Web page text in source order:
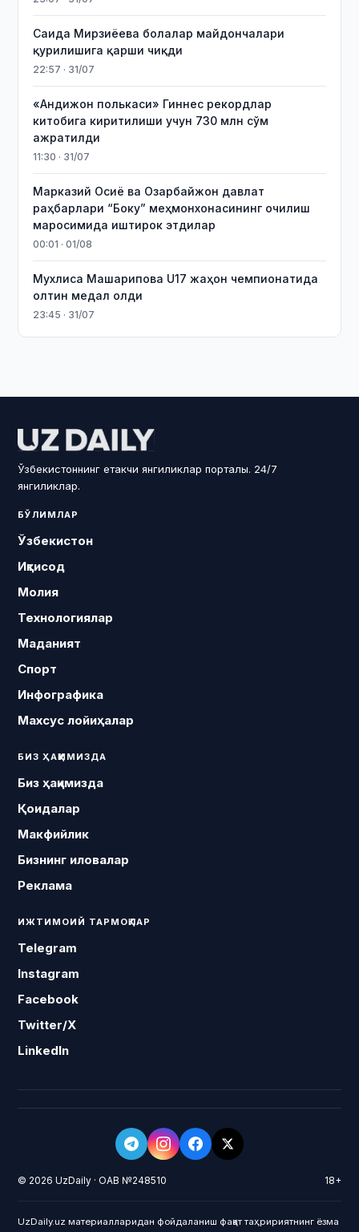
Саида Мирзиёева болалар майдончалари
қурилишига қарши чиқди
22:57 · 31/07
«Андижон полькаси» Гиннес рекордлар
китобига киритилиши учун 730 млн сўм
ажратилди
11:30 · 31/07
Марказий Осиё ва Озарбайжон давлат
раҳбарлари “Боку” меҳмонхонасининг очилиш
маросимида иштирок этдилар
00:01 · 01/08
Мухлиса Машарипова U17 жаҳон чемпионатида
олтин медал олди
23:45 · 31/07
Ўзбекистоннинг етакчи янгиликлар порталы. 24/7
янгиликлар.
БЎЛИМЛАР
Ўзбекистон
Иқтисод
Молия
Технологиялар
Маданият
Спорт
Инфографика
Махсус лойиҳалар
БИЗ ҲАҚИМИЗДА
Биз ҳақимизда
Қоидалар
Макфийлик
Бизнинг иловалар
Реклама
ИЖТИМОИЙ ТАРМОҚЛАР
Telegram
Instagram
Facebook
Twitter/X
LinkedIn
© 2026 UzDaily · ОАВ №248510 18+
UzDaily.uz материалларидан фойдаланиш фақат таҳририятнинг ёзма